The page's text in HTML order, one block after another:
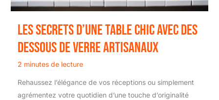
Les secrets d’une table chic avec des
dessous de verre artisanaux
2 minutes de lecture
Rehaussez l’élégance de vos réceptions ou simplement
agrémentez votre quotidien d’une touche d’originalité